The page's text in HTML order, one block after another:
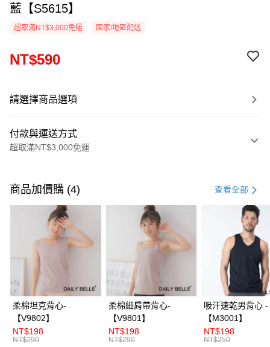
藍【S5615】
超取滿NT$3,000免運 國家/地區配送
NT$590
請選擇商品選項
付款與運送方式
超取滿NT$3,000免運
信用卡一次付款
信用卡分期付款
3 期 0 利率 每期 21家銀行
合作金庫商業銀行
第一商業銀行
華南商業銀行
上海商業儲蓄銀行
台北富邦商業銀行
國泰世華商業銀行
兆豐國際商業銀行
臺灣中小企業銀行
台中商業銀行
匯豐（台灣）商業銀行
華泰商業銀行
聯邦商業銀行
元大商業銀行
超商取貨付款
LINE Pay
Apple Pay
街口支付
ATM付款
商品加價購 (4) 查看全部
柔棉坦克背心-
【V9802】
NT$198
NT$290
柔棉細肩帶背心-
【V9801】
NT$198
NT$290
吸汗速乾男背心 -
【M3001】
NT$198
NT$250